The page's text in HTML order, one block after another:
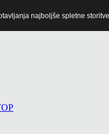
najboljše spletne